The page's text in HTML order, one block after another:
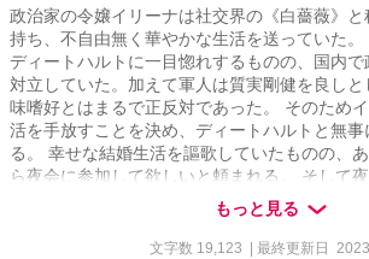
政治家の令嬢イリーナは社交界の《白薔薇》
持ち、不自由無く華やかな生活を送っていた
ディートハルトに一目惚れするものの、国内
対立していた。加えて軍人は質実剛健を良し
味嗜好とはまるで正反対であった。 そのため
活を手放すことを決め、ディートハルトと無
る。 幸せな結婚生活を謳歌していたものの、
ら夜会に参加して欲しいと頼まれる。 そして
ハルトに華美な装いをしているところを見ら
もっと見る
文字数 19,123 | 最終更新日